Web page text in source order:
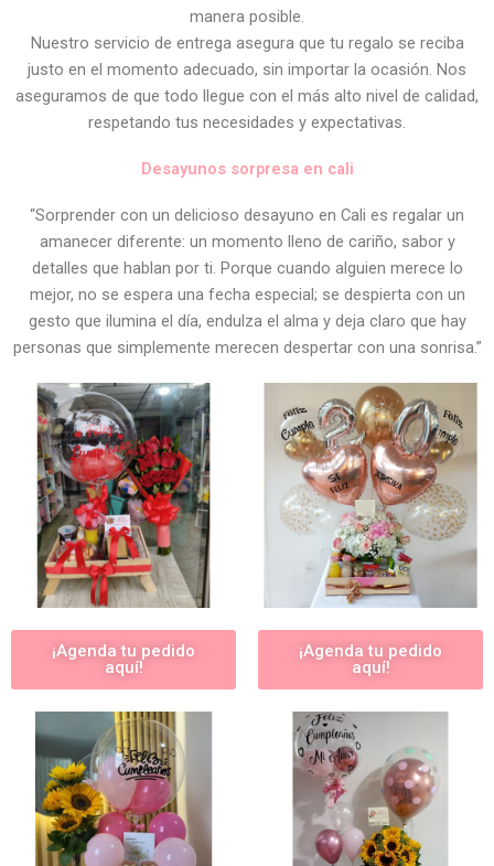
manera posible.
Nuestro servicio de entrega asegura que tu regalo se reciba
justo en el momento adecuado, sin importar la ocasión. Nos
aseguramos de que todo llegue con el más alto nivel de calidad,
respetando tus necesidades y expectativas.
Desayunos sorpresa en cali
“Sorprender con un delicioso desayuno en Cali es regalar un
amanecer diferente: un momento lleno de cariño, sabor y
detalles que hablan por ti. Porque cuando alguien merece lo
mejor, no se espera una fecha especial; se despierta con un
gesto que ilumina el día, endulza el alma y deja claro que hay
personas que simplemente merecen despertar con una sonrisa.”
¡Agenda tu pedido
aquí!
¡Agenda tu pedido
aquí!